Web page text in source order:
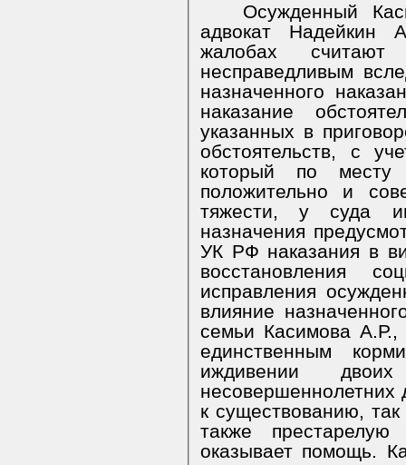
Осужденный
адвокат Надейкин
жалобах
несправедливым
назначенного
наказание
указанных в
обстоятельств, с
который по месту
положительно и
тяжести, у суда
назначения
УК РФ наказания в
восстановления
исправления
влияние
семьи Касимова
единственным
иждивении
несовершеннолетних
к существованию, так
также
оказывает помощь.